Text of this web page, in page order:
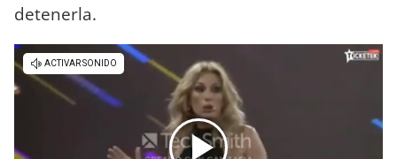
detenerla.